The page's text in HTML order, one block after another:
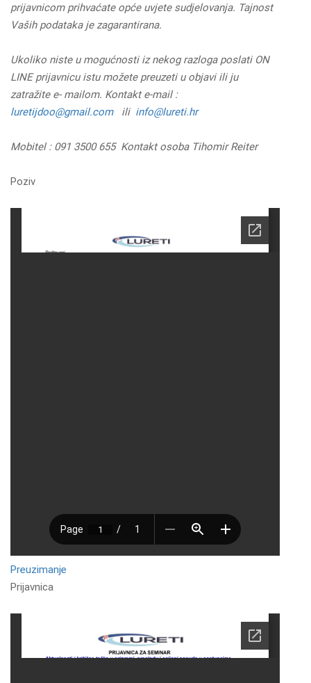
prijavnicom prihvaćate opće uvjete sudjelovanja. Tajnost
Vaših podataka je zagarantirana.
Ukoliko niste u mogućnosti iz nekog razloga poslati ON
LINE prijavnicu istu možete preuzeti u objavi ili ju
zatražite e- mailom. Kontakt e-mail :
luretijdoo@gmail.comili info@lureti.hr
Mobitel : 091 3500 655 Kontakt osoba Tihomir Reiter
Poziv
Preuzimanje
Prijavnica